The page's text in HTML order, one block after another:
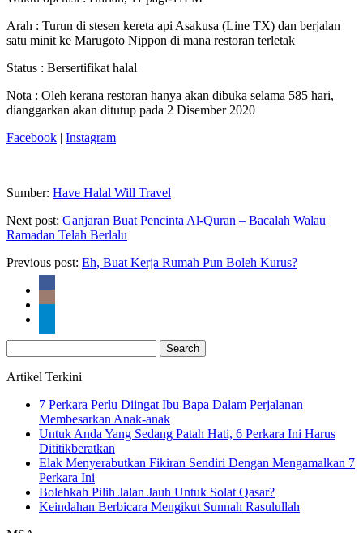
Arah : Turun di stesen kereta api Asakusa (Line TX) dan berjalan
satu minit ke Marugoto Nippon di mana restoran terletak
Status : Bersertifikat halal
Nota : Oleh kerana restoran hanya akan dibuka selama 585 hari,
dianggarkan akan ditutup pada 2 Disember 2020
Facebook | Instagram
Sumber: Have Halal Will Travel
Next post: Ganjaran Buat Pencinta Al-Quran – Bacalah Walau
Ramadan Telah Berlalu
Previous post: Eh, Buat Kerja Rumah Pun Boleh Kurus?
for:
Artikel Terkini
7 Perkara Perlu Diingat Ibu Bapa Dalam Perjalanan
Membesarkan Anak-anak
Untuk Anda Yang Sedang Patah Hati, 6 Perkara Ini Harus
Dititikberatkan
Elak Menyerabutkan Fikiran Sendiri Dengan Mengamalkan 7
Perkara Ini
Bolehkah Pilih Jalan Jauh Untuk Solat Qasar?
Keindahan Berbicara Mengikut Sunnah Rasulullah